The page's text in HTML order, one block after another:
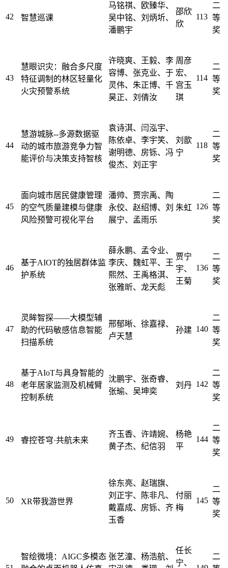
42 智慧巡课
马铭祺、欧臻华、
吴中铭、刘炳圻、
潘鹏宇
邵欣
欣
113
二
等
奖
43
慧眼识灾：融合多尺度
特征调制的林区轻量化
火灾预警系统
许晓爽、王毅、李
容博、张克业、于
灵伟、朱正博、千
昊正、刘倩汝
周彦
宏、
宫玉
琪
114
二
等
奖
44
慧游城脉--多源数据驱
动的城市旅游竞争力智
能评价与决策支持智核
袁诗淇、闫泓宇、
陈依卓、李宇笑、
谢明德、房铄、冯
俊杰、刘正宇
刘歆
宁
118
二
等
奖
45
面向城市居民健康管理
的空气质量建模与健康
风险预警可视化平台
潘帅、贾宗禹、陶
永佼、赵绍博、刘
展宁、孟雨乐
朱虹 126
二
等
奖
46
基于AIOT的独居群体监
护系统
薛永鹏、孟令业、
李庆、魏虹平、王
熙然、王禹格淇、
张雅昕、龙天彪
贾宁
宇、
王菊
136
二
等
奖
47
灵眸智探——大模型辅
助的代码敏感信息智能
扫描系统
邢郁晰、徐嘉禄、
卢天慧
孙建 140
二
等
奖
48
基于AIoT与具身智能的
老年居家监测及机械臂
控制系统
沈鹏宇、张奇睿、
张瑜、吴坤奕
刘丹 142
二
等
奖
49 睿控苍穹·共航未来
齐玉香、许靖婉、
黄子杰、纪信羽
杨艳
平
144
二
等
奖
50 XR带我游世界
徐东亮、赵瑞旗、
刘正宇、陈非凡、
戴嘉成、房铄、齐
玉香
付丽
梅
145
二
等
奖
智绘微境：AIGC多模态 张艺潼、杨浩航、
任长
宁、
二